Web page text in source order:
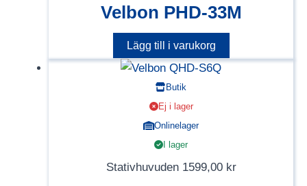
Velbon PHD-33M
Lägg till i varukorg
Butik
Ej i lager
Onlinelager
I lager
Stativhuvuden 1599,00 kr